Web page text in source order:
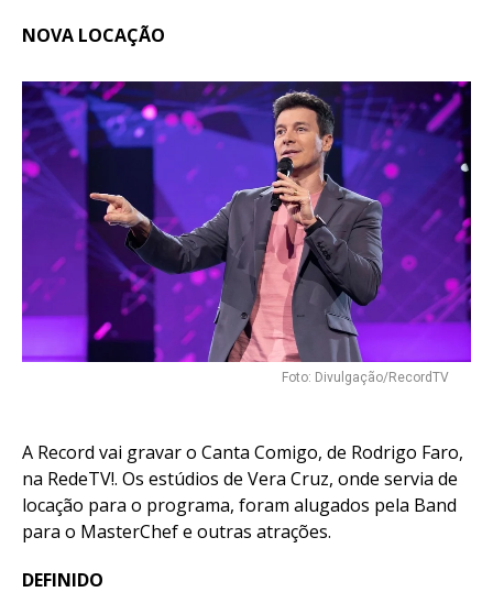
NOVA LOCAÇÃO
Foto: Divulgação/RecordTV
A Record vai gravar o Canta Comigo, de Rodrigo Faro,
na RedeTV!. Os estúdios de Vera Cruz, onde servia de
locação para o programa, foram alugados pela Band
para o MasterChef e outras atrações.
DEFINIDO